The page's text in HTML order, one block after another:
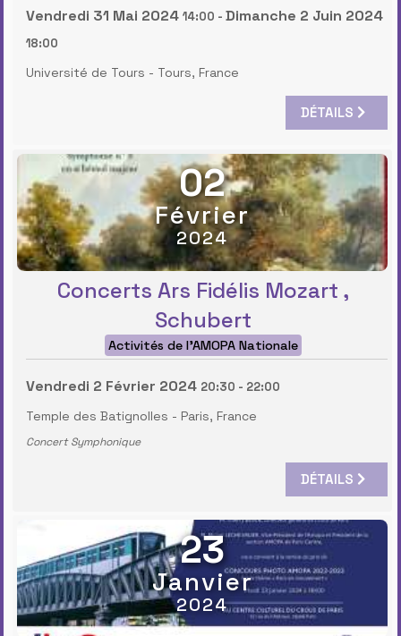
Vendredi 31 Mai 2024 14:00 - Dimanche 2 Juin 2024
18:00
Université de Tours - Tours, France
DÉTAILS
02
Février
2024
Concerts Ars Fidélis Mozart ,
Schubert
Activités de l'AMOPA Nationale
Vendredi 2 Février 2024 20:30 - 22:00
Temple des Batignolles - Paris, France
Concert Symphonique
DÉTAILS
23
Janvier
2024